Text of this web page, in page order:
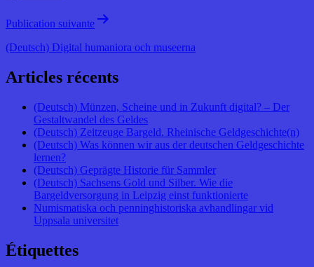
Publication suivante
(Deutsch) Digital humaniora och museerna
Articles récents
(Deutsch) Münzen, Scheine und in Zukunft digital? – Der
Gestaltwandel des Geldes
(Deutsch) Zeitzeuge Bargeld. Rheinische Geldgeschichte(n)
(Deutsch) Was können wir aus der deutschen Geldgeschichte
lernen?
(Deutsch) Geprägte Historie für Sammler
(Deutsch) Sachsens Gold und Silber. Wie die
Bargeldversorgung in Leipzig einst funktionierte
Numismatiska och penninghistoriska avhandlingar vid
Uppsala universitet
Étiquettes